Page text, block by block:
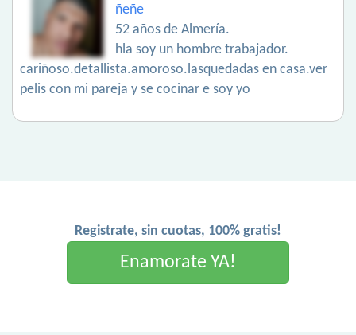
ñeñe
52 años de Almería.
hla soy un hombre trabajador.
cariñoso.detallista.amoroso.lasquedadas en casa.ver
pelis con mi pareja y se cocinar e soy yo
Registrate, sin cuotas, 100% gratis!
Enamorate YA!